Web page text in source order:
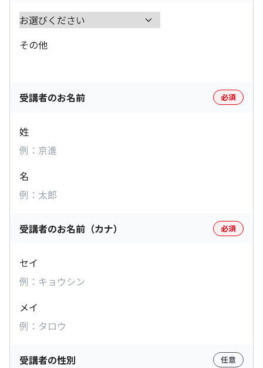
その他
受講者のお名前 必須
姓
名
受講者のお名前（カナ） 必須
セイ
メイ
受講者の性別 任意